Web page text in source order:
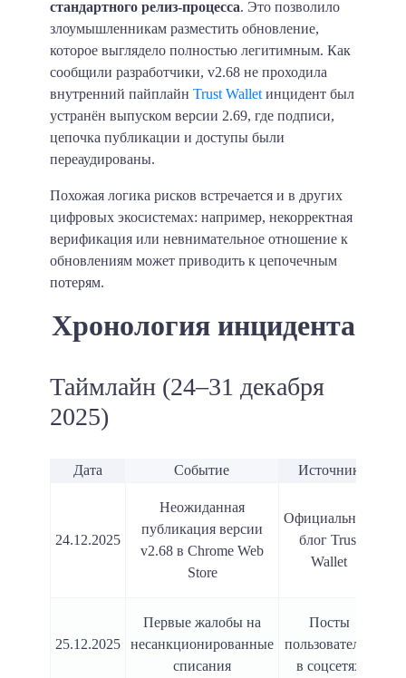
стандартного релиз-процесса. Это позволило
злоумышленникам разместить обновление,
которое выглядело полностью легитимным. Как
сообщили разработчики, v2.68 не проходила
внутренний пайплайн Trust Wallet инцидент был
устранён выпуском версии 2.69, где подписи,
цепочка публикации и доступы были
переаудированы.
Похожая логика рисков встречается и в других
цифровых экосистемах: например, некорректная
верификация или невнимательное отношение к
обновлениям может приводить к цепочечным
потерям.
Хронология инцидента
Таймлайн (24–31 декабря
2025)
Дата Событие Источник
24.12.2025
Неожиданная
публикация версии
v2.68 в Chrome Web
Store
Официальный
блог Trust
Wallet
25.12.2025
Первые жалобы на
несанкционированные
списания
Посты
пользователей
в соцсетях